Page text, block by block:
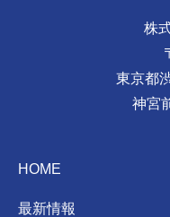
株
東京都
神宮
HOME
最新情報